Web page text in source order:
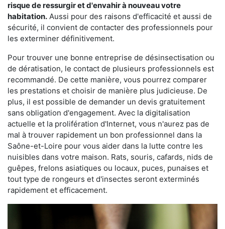
risque de ressurgir et d'envahir à nouveau votre
habitation. Aussi pour des raisons d'efficacité et aussi de
sécurité, il convient de contacter des professionnels pour
les exterminer définitivement.
Pour trouver une bonne entreprise de désinsectisation ou
de dératisation, le contact de plusieurs professionnels est
recommandé. De cette manière, vous pourrez comparer
les prestations et choisir de manière plus judicieuse. De
plus, il est possible de demander un devis gratuitement
sans obligation d'engagement. Avec la digitalisation
actuelle et la prolifération d'Internet, vous n'aurez pas de
mal à trouver rapidement un bon professionnel dans la
Saône-et-Loire pour vous aider dans la lutte contre les
nuisibles dans votre maison. Rats, souris, cafards, nids de
guêpes, frelons asiatiques ou locaux, puces, punaises et
tout type de rongeurs et d'insectes seront exterminés
rapidement et efficacement.